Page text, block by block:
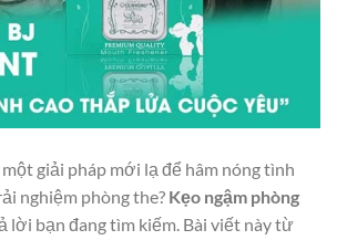
giải pháp mới lạ để hâm nóng tình
nghiệm phòng the? Kẹo ngậm phòng
lời bạn đang tìm kiếm. Bài viết này từ